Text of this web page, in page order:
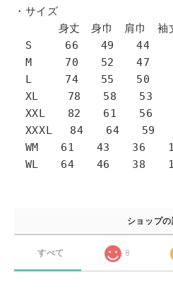
・サイズ
身丈 身巾 肩巾 袖
S 66 49 44
M 70 52 47
L 74 55 50
XL 78 58 53
XXL 82 61 56
XXXL 84 64 59
WM 61 43 36
WL 64 46 38
ショップ
すべて 8